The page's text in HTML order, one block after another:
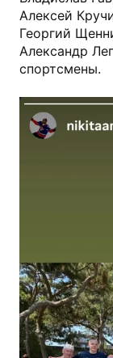
Алексей
Георгий
Александр
спортсмены.